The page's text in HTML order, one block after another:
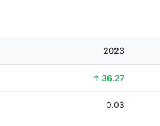
2023
↑ 36.27
0.03